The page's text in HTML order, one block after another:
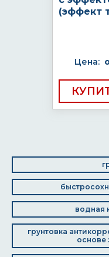
(эффект
Цена:
водная
грунтовка
основе